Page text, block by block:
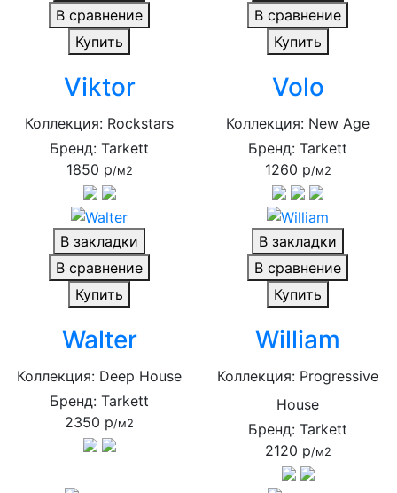
В сравнение
Купить
Viktor
Коллекция: Rockstars
Бренд: Tarkett
1850 р/м2
В сравнение
Купить
Volo
Коллекция: New Age
Бренд: Tarkett
1260 р/м2
В закладки
В сравнение
Купить
Walter
Коллекция: Deep House
Бренд: Tarkett
2350 р/м2
В закладки
В сравнение
Купить
William
Коллекция: Progressive
House
Бренд: Tarkett
2120 р/м2